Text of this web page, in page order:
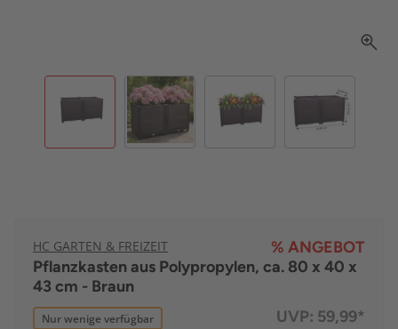
HC GARTEN & FREIZEIT
% ANGEBOT
Pflanzkasten aus Polypropylen, ca. 80 x 40 x
43 cm - Braun
Nur wenige verfügbar
UVP: 59,99*